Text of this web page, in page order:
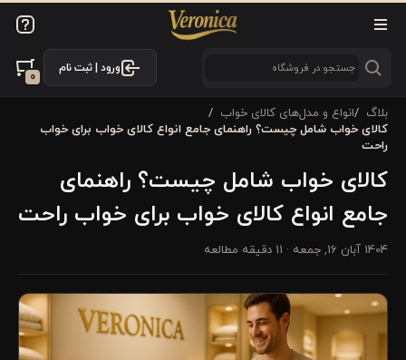
ورود | ثبت نام
0
بلاگ
انواع و مدل‌های کالای خواب
کالای خواب شامل چیست؟ راهنمای جامع انواع کالای خواب برای خواب
راحت
کالای خواب شامل چیست؟ راهنمای
جامع انواع کالای خواب برای خواب راحت
1404 آبان 16, جمعه · 11 دقیقه مطالعه